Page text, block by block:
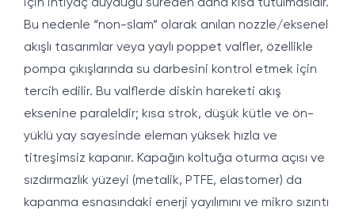
için ihtiyaç duyduğu süreden daha kısa tutulmasıdır.
Bu nedenle “non-slam” olarak anılan nozzle/eksenel
akışlı tasarımlar veya yaylı poppet valfler, özellikle
pompa çıkışlarında su darbesini kontrol etmek için
tercih edilir. Bu valflerde diskin hareketi akış
eksenine paraleldir; kısa strok, düşük kütle ve ön-
yüklü yay sayesinde eleman yüksek hızla ve
titreşimsiz kapanır. Kapağın koltuğa oturma açısı ve
sızdırmazlık yüzeyi (metalik, PTFE, elastomer) da
kapanma esnasındaki enerji yayılımını ve mikro sızıntı